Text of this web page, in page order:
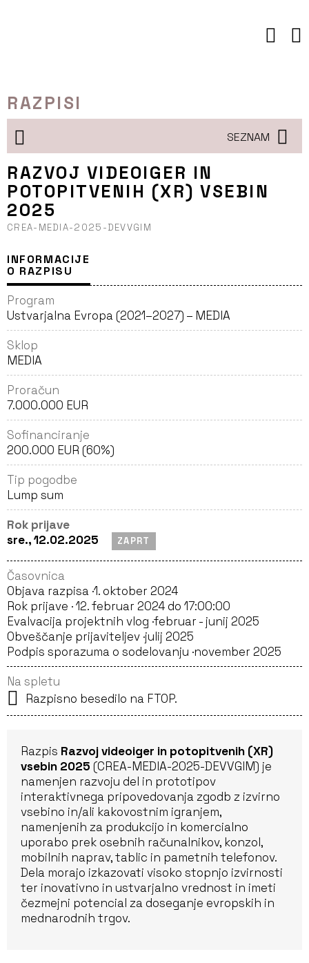
RAZPISI
SEZNAM
RAZVOJ VIDEOIGER IN
POTOPITVENIH (XR) VSEBIN
2025
CREA-MEDIA-2025-DEVVGIM
INFORMACIJE
O RAZPISU
Program
Ustvarjalna Evropa (2021–2027) – MEDIA
Sklop
MEDIA
Proračun
7.000.000 EUR
Sofinanciranje
200.000 EUR (60%)
Tip pogodbe
Lump sum
Rok prijave
sre., 12.02.2025
ZAPRT
Časovnica
Objava razpisa ·1. oktober 2024
Rok prijave ·12. februar 2024 do 17:00:00
Evalvacija projektnih vlog ·februar - junij 2025
Obveščanje prijaviteljev ·julij 2025
Podpis sporazuma o sodelovanju ·november 2025
Na spletu
Razpisno besedilo na FTOP.
Razpis Razvoj videoiger in potopitvenih (XR)
vsebin 2025 (CREA-MEDIA-2025-DEVVGIM) je
namenjen razvoju del in prototipov
interaktivnega pripovedovanja zgodb z izvirno
vsebino in/ali kakovostnim igranjem,
namenjenih za produkcijo in komercialno
uporabo prek osebnih računalnikov, konzol,
mobilnih naprav, tablic in pametnih telefonov.
Dela morajo izkazovati visoko stopnjo izvirnosti
ter inovativno in ustvarjalno vrednost in imeti
čezmejni potencial za doseganje evropskih in
mednarodnih trgov.